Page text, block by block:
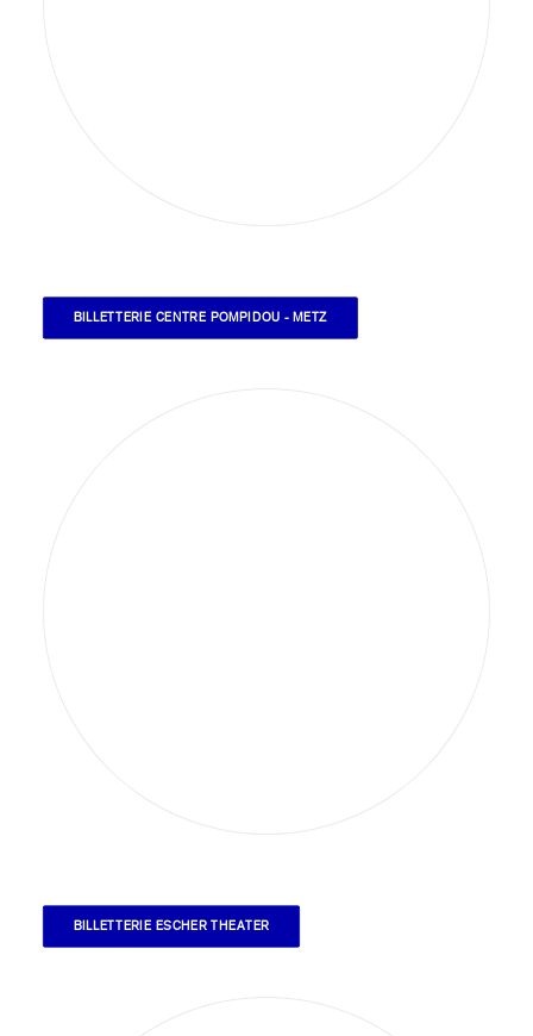
BILLETTERIE CENTRE POMPIDOU - METZ
BILLETTERIE ESCHER THEATER